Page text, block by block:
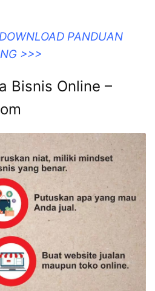
PANDUAN
>>>
Bisnis Online –